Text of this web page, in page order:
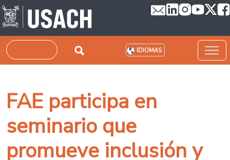
Pasar al contenido principal
Buscar IDIOMAS
FAE participa en
seminario que
promueve inclusión y